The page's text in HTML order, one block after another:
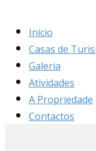
Início
Casas de
Galeria
Atividades
A Propriedade
Contactos